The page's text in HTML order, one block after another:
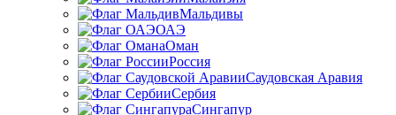
Мальдивы
ОАЭ
Оман
Россия
Саудовская Аравия
Сербия
Сингапур